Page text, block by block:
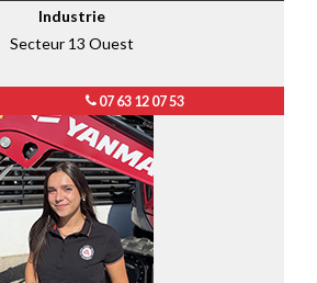
Industrie
Secteur 13 Ouest
07 63 12 07 53